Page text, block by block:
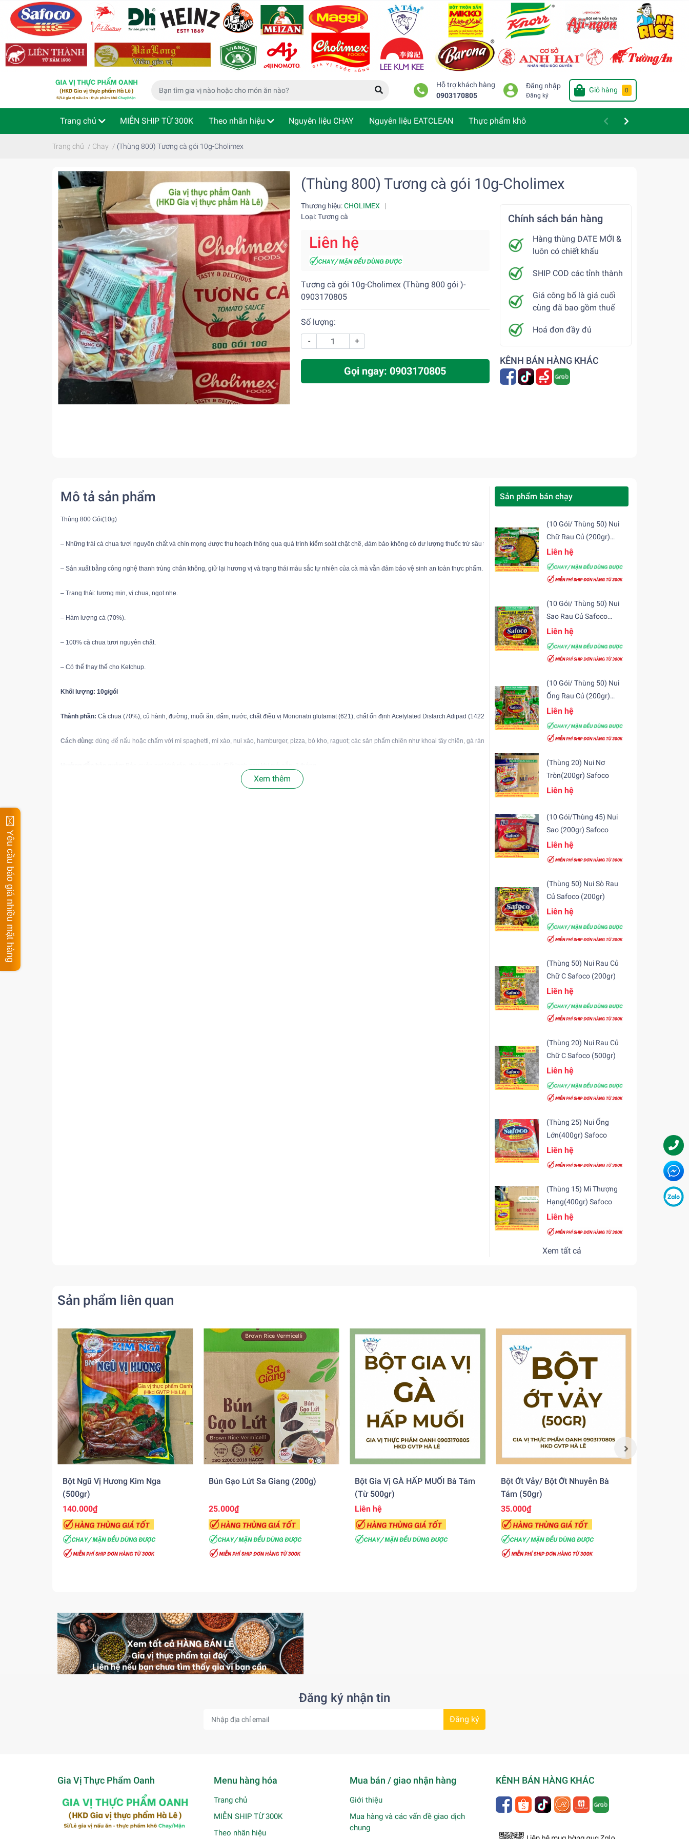
Hỗ trợ khách hàng
0903170805
Đăng nhập
Đăng ký
Giỏ hàng 0
Trang chủ MIỄN SHIP TỪ 300K Theo nhãn hiệu Nguyên liệu CHAY Nguyên liệu EATCLEAN Thực phẩm khô
Phù hợp cho bé Thực phẩm ăn liền Kiểm tra đơn hàng
Trang chủ / Chay / (Thùng 800) Tương cà gói 10g-Cholimex
(Thùng 800) Tương cà gói 10g-Cholimex
Thương hiệu:CHOLIMEX
|
Loại: Tương cà
Liên hệ
Tương cà gói 10g-Cholimex (Thùng 800 gói )-
0903170805
Số lượng:
-
+
Gọi ngay: 0903170805
Chính sách bán hàng
Hàng thùng DATE MỚI &
luôn có chiết khấu
SHIP COD các tỉnh thành
Giá công bố là giá cuối
cùng đã bao gồm thuế
Hoá đơn đầy đủ
KÊNH BÁN HÀNG KHÁC
Mô tả sản phẩm
Thùng 800 Gói(10g)
– Những trái cà chua tươi nguyên chất và chín mọng được thu hoạch thông qua quá trình kiểm soát chặt chẽ, đảm bảo không có dư lượng thuốc trừ sâu tạo ra tương cà Cholimex
– Sản xuất bằng công nghệ thanh trùng chân không, giữ lại hương vị và trạng thái màu sắc tự nhiên của cà mà vẫn đảm bảo vệ sinh an toàn thực phẩm.
– Trạng thái: tương mịn, vị chua, ngọt nhẹ.
– Hàm lượng cà (70%).
– 100% cà chua tươi nguyên chất.
– Có thể thay thế cho Ketchup.
Khối lượng: 10g/gói
Thành phần: Cà chua (70%), củ hành, đường, muối ăn, dấm, nước, chất điều vị Mononatri glutamat (621), chất ổn định Acetylated Distarch Adipad (1422), chất bảo quản Natri benzoat (211) hoặc Kali sorbat (202), màu tổng
Cách dùng: dùng để nấu hoặc chấm với mì spaghetti, mì xào, nui xào, hamburger, pizza, bò kho, raguot; các sản phẩm chiên như khoai tây chiên, gà rán, cá chiên, xúc xích nướng… cho món ăn thêm hương vị đậm đà, thơm
Xem thêm
Sản phẩm bán chạy
(10 Gói/ Thùng 50) Nui
Chữ Rau Củ (200gr)
Safoco
Liên hệ
(10 Gói/ Thùng 50) Nui
Sao Rau Củ Safoco
(200gr)
Liên hệ
(10 Gói/ Thùng 50) Nui
Ống Rau Củ (200gr)
Safoco
Liên hệ
(Thùng 20) Nui Nơ
Tròn(200gr) Safoco
Liên hệ
(10 Gói/Thùng 45) Nui
Sao (200gr) Safoco
Liên hệ
(Thùng 50) Nui Sò Rau
Củ Safoco (200gr)
Liên hệ
(Thùng 50) Nui Rau Củ
Chữ C Safoco (200gr)
Liên hệ
(Thùng 20) Nui Rau Củ
Chữ C Safoco (500gr)
Liên hệ
(Thùng 25) Nui Ống
Lớn(400gr) Safoco
Liên hệ
(Thùng 15) Mì Thượng
Hạng(400gr) Safoco
Liên hệ
Xem tất cả
Sản phẩm liên quan
Bột Ngũ Vị Hương Kim Nga
(500gr)
140.000₫
Bún Gạo Lứt Sa Giang (200g)
25.000₫
Bột Gia Vị GÀ HẤP MUỐI Bà Tám
(từ 500gr)
Liên hệ
Bột Ớt Vảy/ Bột Ớt Nhuyễn Bà
Tám (50gr)
35.000₫
Đăng ký nhận tin
Đăng ký
Gia Vị Thực Phẩm Oanh Menu hàng hóa
Trang chủ
MIỄN SHIP TỪ 300K
Theo nhãn hiệu
Mua bán / giao nhận hàng
Giới thiệu
Mua hàng và các vấn đề giao dịch
chung
KÊNH BÁN HÀNG KHÁC
Yêu cầu báo giá nhiều mặt hàng